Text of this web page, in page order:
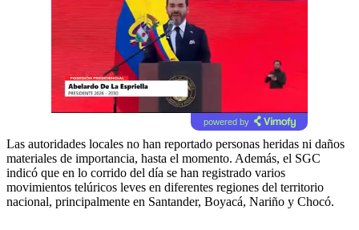
powered by
Las autoridades locales no han reportado personas heridas ni daños
materiales de importancia, hasta el momento. Además, el SGC
indicó que en lo corrido del día se han registrado varios
movimientos telúricos leves en diferentes regiones del territorio
nacional, principalmente en Santander, Boyacá, Nariño y Chocó.